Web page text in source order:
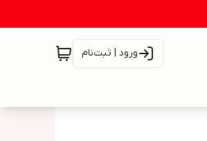
ورود | ثبت‌نام